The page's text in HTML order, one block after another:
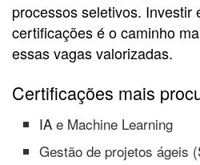
processos seletivos. Investir
certificações é o caminho
essas vagas valorizadas.
Certificações mais
IA e Machine Learning
Gestão de projetos ágeis